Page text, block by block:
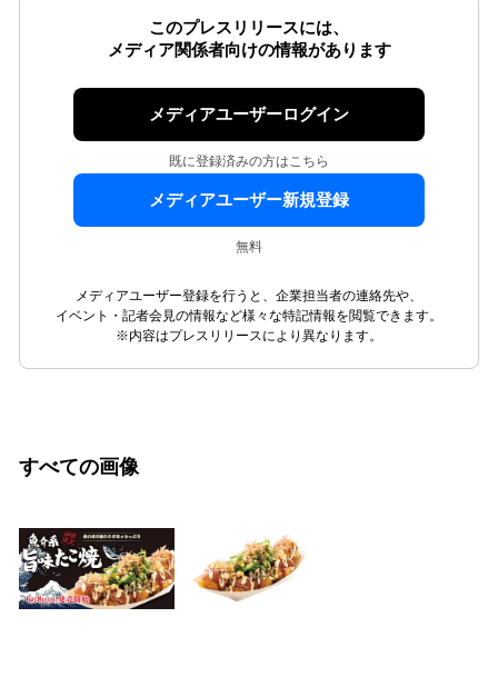
このプレスリリースには、
メディア関係者向けの情報があります
メディアユーザーログイン
既に登録済みの方はこちら
メディアユーザー新規登録
無料
メディアユーザー登録を行うと、企業担当者の連絡先や、
イベント・記者会見の情報など様々な特記情報を閲覧できます。
※内容はプレスリリースにより異なります。
すべての画像